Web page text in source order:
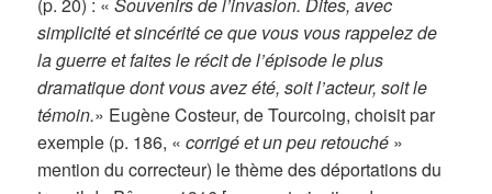
simplicité et sincérité ce que vous vous rappelez de
la guerre et faites le récit de l’épisode le plus
dramatique dont vous avez été, soit l’acteur, soit le
témoin.» Eugène Costeur, de Tourcoing, choisit par
exemple (p. 186, «corrigé et un peu retouché »
mention du correcteur) le thème des déportations du